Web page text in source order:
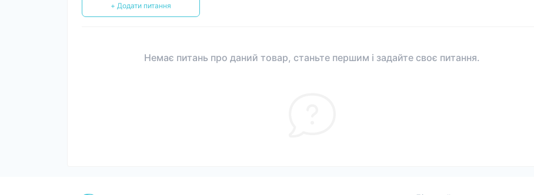
+ Додати питання
Немає питань про даний товар, станьте першим і задайте своє питання.